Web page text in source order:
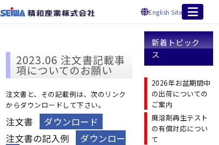
English Site
2023.06 注文書記載事
項についてのお願い
注文書と、その記載例は、次のリンク
からダウンロードして下さい。
注文書
ダウンロード
注文書の記入例
ダウンロー
新着トピック
ス
2026年お盆期間中
の出荷についての
ご案内
廃溶剤再生テスト
の有償対応につい
て